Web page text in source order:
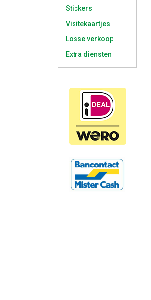
Stickers
Visitekaartjes
Losse verkoop
Extra diensten